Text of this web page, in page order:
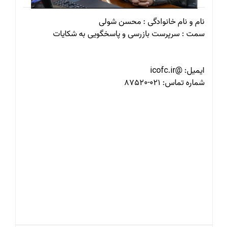
نام و نام خانوادگی : محسن شولی
سمت : سرپرست بازرسی و پاسخگویی به شکایات
ایمیل: @icofc.ir
شماره تماس: 021-87520